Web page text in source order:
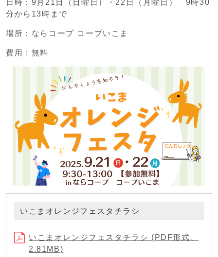
日時：9月21日（日曜日）・22日（月曜日） 9時30
分から13時まで
場所：ならコープ コープいこま
費用：無料
いこまオレンジフェスタチラシ
いこまオレンジフェスタチラシ (PDF形式、
2.81MB)